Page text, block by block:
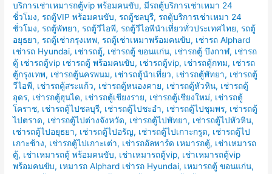
บริการเช่าเหมารถตู้vip พร้อมคนขับ,มีรถตู้บริการเช่าเหมา 24
ชั่วโมง,รถตู้VIP พร้อมคนขับ,รถตู้ชลบุรี,รถตู้บริการเช่าเหมา 24
ชั่วโมง,รถตู้พัทยา,รถตู้วีไอพี,รถตู้วีไอพีนำเที่ยวทั่วประเทศไทย,รถตู้
อยุธยา,รถตู้เช่ากรุงเทพ,รถตู้เช่าเหมาพร้อมคนขับ, เช่ารถ Alphard
เช่ารถ Hyundai, เช่ารถตู้, เช่ารถตู้ ขอนแก่น, เช่ารถตู้ บึงกาฬ, เช่ารถ
ตู้ เช่ารถตู้vip เช่ารถตู้ พร้อมคนขับ, เช่ารถตู้vip, เช่ารถตู้กทม, เช่ารถ
ตู้กรุงเทพ, เช่ารถตู้นครพนม, เช่ารถตู้นำเที่ยว, เช่ารถตู้พัทยา, เช่ารถตู้
วีไอพี, เช่ารถตู้สระแก้ว, เช่ารถตู้หนองคาย, เช่ารถตู้หัวหิน, เช่ารถตู้
อุดร, เช่ารถตู้ฮุนได, เช่ารถตู้เชียงราย, เช่ารถตู้เชียงใหม่, เช่ารถตู้
โคราช, เช่ารถตู้ไปชลบุรี, เช่ารถตู้ไปชะอำ, เช่ารถตู้ไปชุมพร, เช่ารถตู้
ไปตราด, เช่ารถตู้ไปต่างจังหวัด, เช่ารถตู้ไปพัทยา, เช่ารถตู้ไปหัวหิน,
เช่ารถตู้ไปอยุธยา, เช่ารถตู้ไปอรัญ, เช่ารถตู้ไปเกาะกรูด, เช่ารถตู้ไป
เกาะช้าง, เช่ารถตู้ไปเกาะเต่า, เช่ารถอัลพาร์ด เหมารถตู้, เช่าเหมารถ
ตู้, เช่าเหมารถตู้ พร้อมคนขับ, เช่าเหมารถตู้vip, เช่าเหมารถตู้vip
พร้อมคนขับ, เหมารถ Alphard เช่ารถ Hyundai, เหมารถตู้ ขอนแก่น,